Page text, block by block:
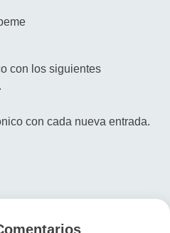
con los siguientes
con cada nueva entrada.